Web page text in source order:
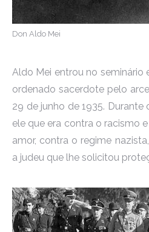
Don Aldo Mei
Aldo Mei entrou no seminário
ordenado sacerdote pelo
29 de junho de 1935. Durante
ele que era contra o racismo
amor, contra o regime
a judeu que lhe solicitou